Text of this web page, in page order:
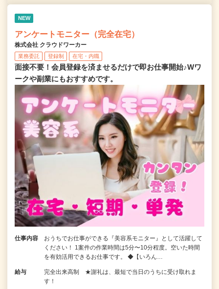
NEW
アンケートモニター（完全在宅）
株式会社 クラウドワーカー
業務委託 登録制 在宅・内職
面接不要！会員登録を済ませるだけで即お仕事開始♪Wワ
ークや副業にもおすすめです。
仕事内容
おうちでお仕事ができる『美容系モニター』として活躍して
ください！ 1案件の作業時間は5分〜10分程度。空いた時間
を有効活用できるお仕事です。 ◆【いろん…
給与
完全出来高制 ★謝礼は、最短で当日のうちに受け取れま
す！